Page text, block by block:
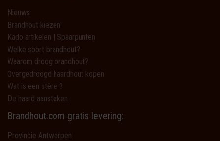
Nieuws
Brandhout kiezen
Kado artikelen | Spaarpunten
Welke soort brandhout?
Waarom droog brandhout?
Overgedroogd haardhout kopen
Wat is een stère ?
De haard aansteken
Brandhout.com gratis levering:
Provincie Antwerpen